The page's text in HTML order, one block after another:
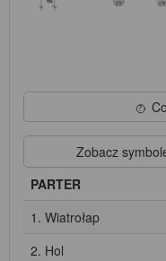
Zobacz
PARTER
1. Wiatrołap
2. Hol